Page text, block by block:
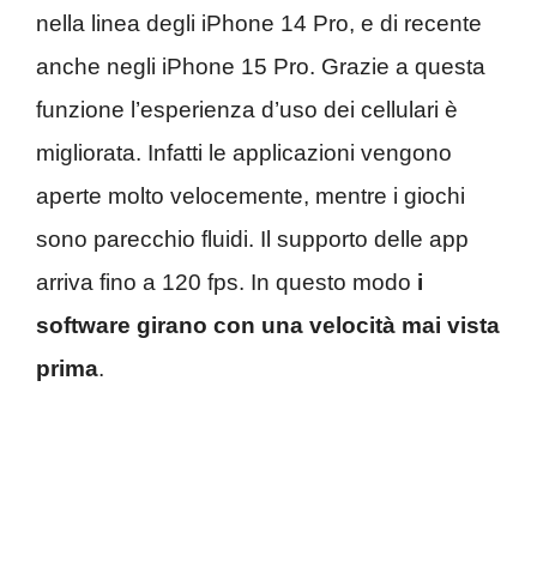
nella linea degli iPhone 14 Pro, e di recente
anche negli iPhone 15 Pro. Grazie a questa
funzione l’esperienza d’uso dei cellulari è
migliorata. Infatti le applicazioni vengono
aperte molto velocemente, mentre i giochi
sono parecchio fluidi. Il supporto delle app
arriva fino a 120 fps. In questo modo i
software girano con una velocità mai vista
prima.